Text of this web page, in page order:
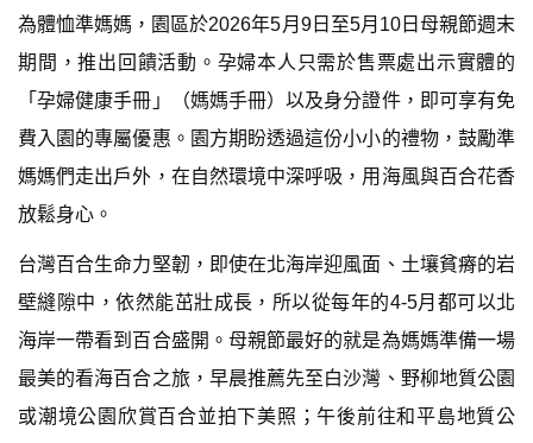
為體恤準媽媽，園區於2026年5月9日至5月10日母親節週末
期間，推出回饋活動。孕婦本人只需於售票處出示實體的
「孕婦健康手冊」（媽媽手冊）以及身分證件，即可享有免
費入園的專屬優惠。園方期盼透過這份小小的禮物，鼓勵準
媽媽們走出戶外，在自然環境中深呼吸，用海風與百合花香
放鬆身心。
台灣百合生命力堅韌，即使在北海岸迎風面、土壤貧瘠的岩
壁縫隙中，依然能茁壯成長，所以從每年的4-5月都可以北
海岸一帶看到百合盛開。母親節最好的就是為媽媽準備一場
最美的看海百合之旅，早晨推薦先至白沙灣、野柳地質公園
或潮境公園欣賞百合並拍下美照；午後前往和平島地質公